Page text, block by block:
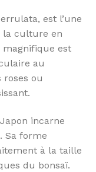
est l’une
la culture en
magnifique est
au
ou
incarne
Sa forme
à la taille
du bonsaï.